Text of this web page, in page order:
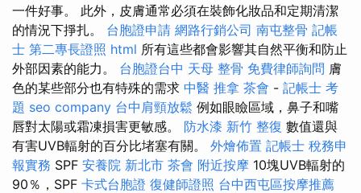
一件好事。 此外，皮膚通常必須在裝飾化妝品和定期清潔
的情況下掙扎。 台胞證申請 網路行銷公司 南屯整骨 記帳
士 第二專長證照 html 所有這些都會影響其自然平衡和防止
外部因素的能力。 台胞證台中 天母 整骨 免費律師詢問 膚
色的某些部分也有特殊的需求 中醫 推拿 茶會 - 記帳士 考
題 seo company 台中肩頸放鬆 例如眼瞼區域，鼻子和嘴
唇對太陽或霜凍損害更敏感。 防水漆 新竹 整復 數值還與
有害UVB輻射的百分比堵塞有關。 外燴佈置 記帳士 稅務申
報實務 SPF 安養院 新北市 茶會 附近按摩 10塊UVB輻射的
90％，SPF 卡式台胞證 復健師證照 台中西屯區按摩推薦